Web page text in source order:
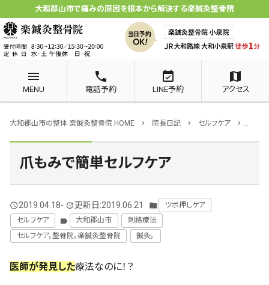
大和郡山市で痛みの原因を根本から解決する楽鍼灸整骨院
menu
MENU
phone
電話予約
event_available
LINE予約
map
アクセス
大和郡山市の整体 楽鍼灸整骨院 HOME chevron_right 院長日記 chevron_right セルフケア chevron_right
爪もみで簡単セルフケア
query_builder2019.04.18- update更新日:2019.06.21 folder
ツボ押しケア
セルフケア
label 大和郡山市
刺絡療法
セルフケア，整骨院，楽鍼灸整骨院
鍼灸，
医師が発見した療法なのに！？